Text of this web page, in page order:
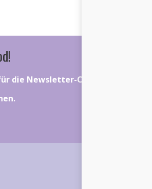
die Newsletter-Community gelten.